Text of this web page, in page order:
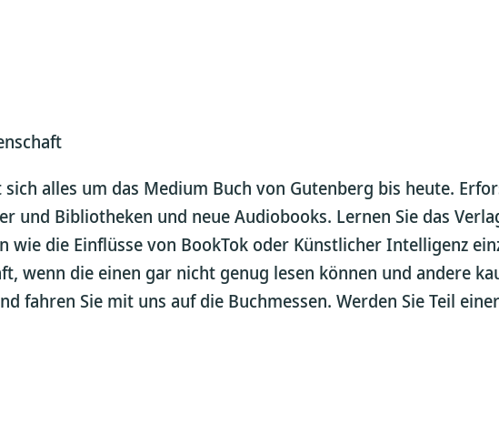
alles um das Medium Buch von Gutenberg bis heute.
und Bibliotheken und neue Audiobooks. Lernen Sie das
die Einflüsse von BookTok oder Künstlicher Intelligenz
wenn die einen gar nicht genug lesen können und andere
fahren Sie mit uns auf die Buchmessen. Werden Sie Teil